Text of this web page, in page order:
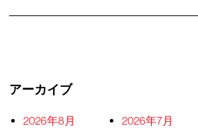
アーカイブ
2026年8月 2026年7月